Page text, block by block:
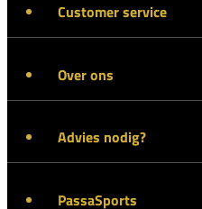
Customer service
Over ons
Advies nodig?
PassaSports